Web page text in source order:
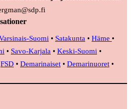
Suomi • Satakunta • Häme •
• Savo-Karjala • Keski-Suomi •
FSD • Demarinaiset • Demarinuoret •